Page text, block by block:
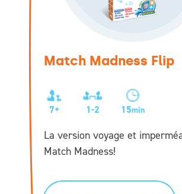
Match Madness Flip
7+ 1-2 15min
La version voyage et
Match Madness!